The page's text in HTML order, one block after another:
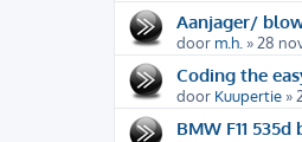
Aanjager/
door m.h. » 28
Coding the
door Kuupertie »
BMW F11